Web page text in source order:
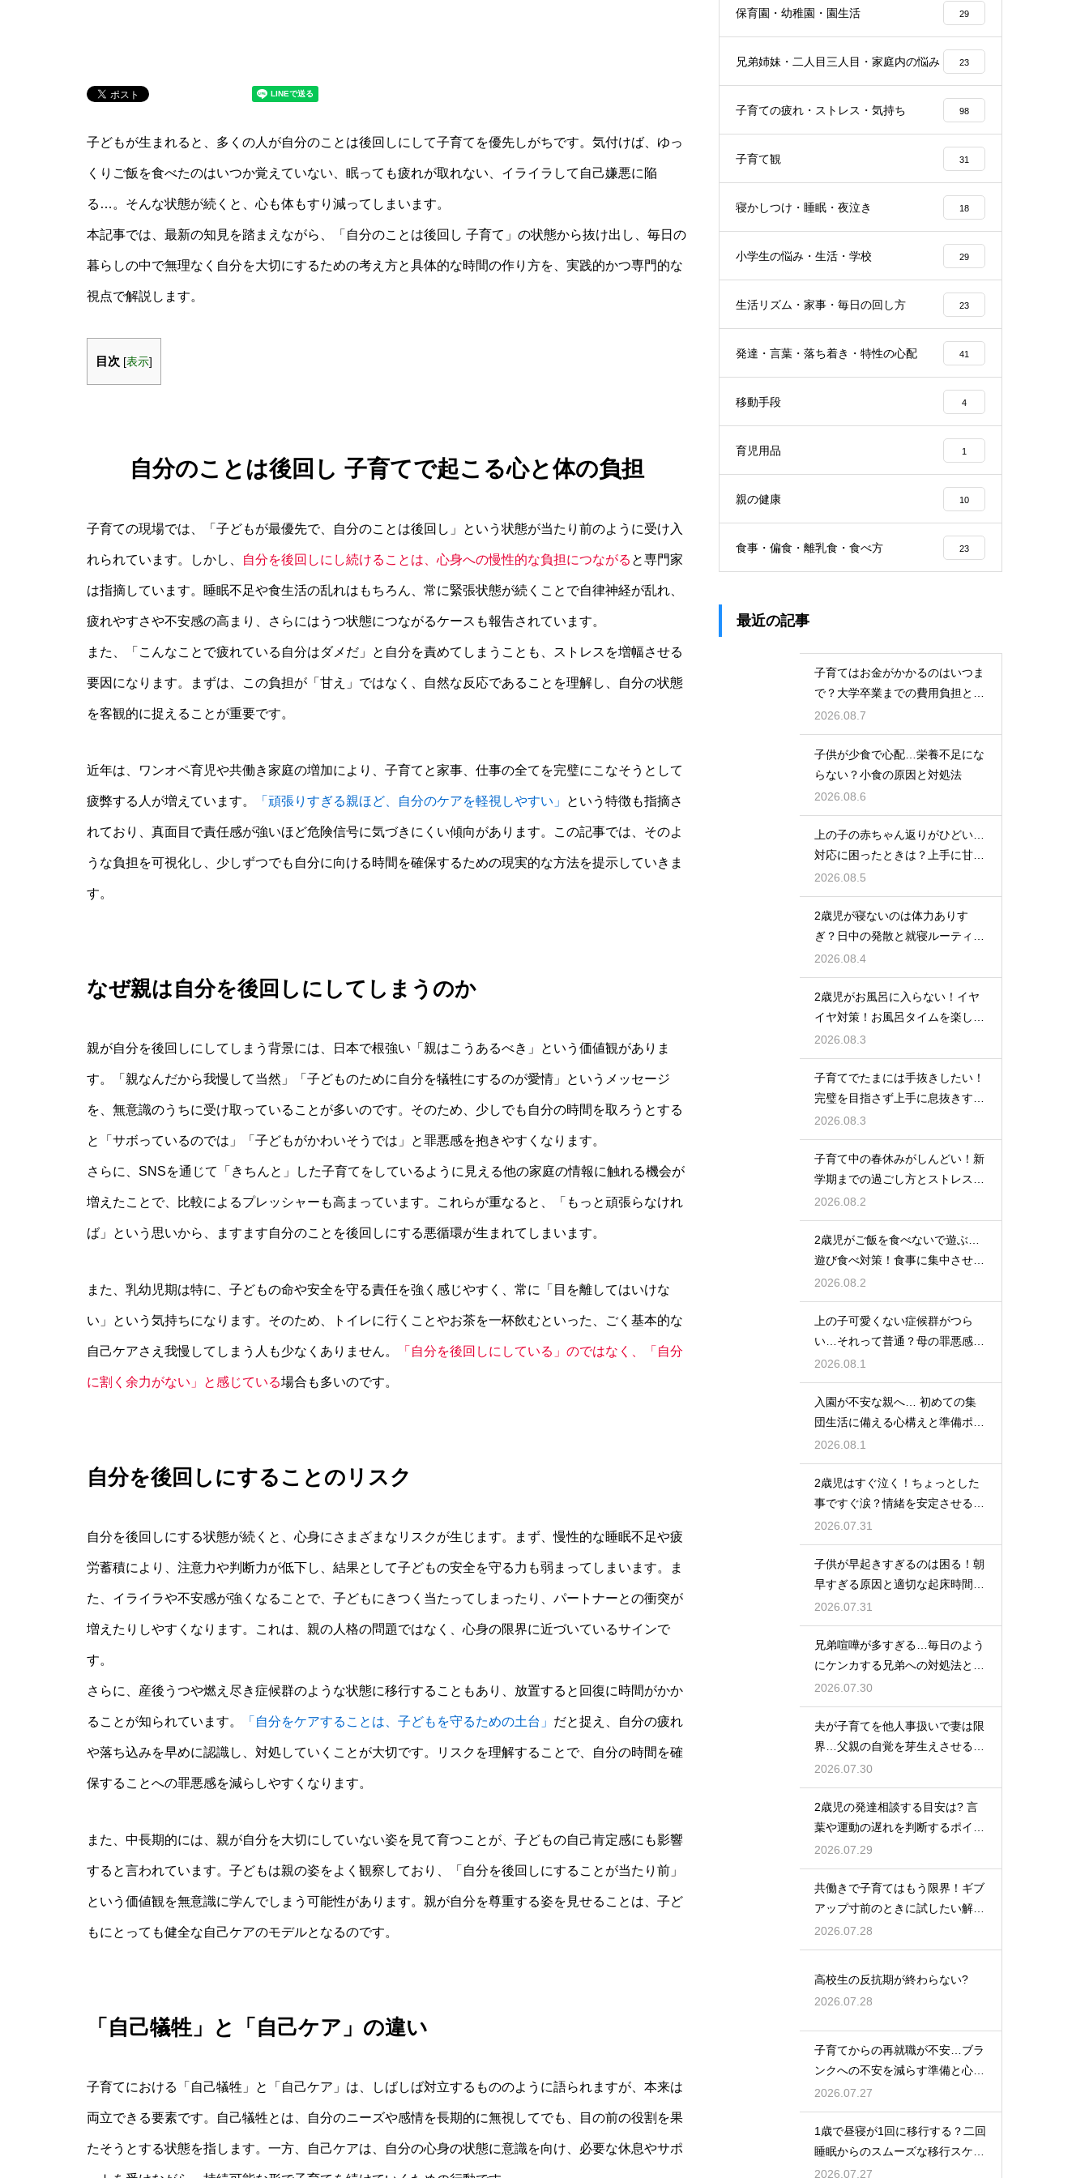
子どもが生まれると、多くの人が自分のことは後回しにして子育てを優先しがちです。気付けば、ゆっ
くりご飯を食べたのはいつか覚えていない、眠っても疲れが取れない、イライラして自己嫌悪に陥
る…。そんな状態が続くと、心も体もすり減ってしまいます。
本記事では、最新の知見を踏まえながら、「自分のことは後回し 子育て」の状態から抜け出し、毎日の
暮らしの中で無理なく自分を大切にするための考え方と具体的な時間の作り方を、実践的かつ専門的な
視点で解説します。
目次 [表示]
自分のことは後回し 子育てで起こる心と体の負担
子育ての現場では、「子どもが最優先で、自分のことは後回し」という状態が当たり前のように受け入
れられています。しかし、 自分を後回しにし続けることは、心身への慢性的な負担につながる と専門家
は指摘しています。睡眠不足や食生活の乱れはもちろん、常に緊張状態が続くことで自律神経が乱れ、
疲れやすさや不安感の高まり、さらにはうつ状態につながるケースも報告されています。
また、「こんなことで疲れている自分はダメだ」と自分を責めてしまうことも、ストレスを増幅させる
要因になります。まずは、この負担が「甘え」ではなく、自然な反応であることを理解し、自分の状態
を客観的に捉えることが重要です。
近年は、ワンオペ育児や共働き家庭の増加により、子育てと家事、仕事の全てを完璧にこなそうとして
疲弊する人が増えています。 「頑張りすぎる親ほど、自分のケアを軽視しやすい」 という特徴も指摘さ
れており、真面目で責任感が強いほど危険信号に気づきにくい傾向があります。この記事では、そのよ
うな負担を可視化し、少しずつでも自分に向ける時間を確保するための現実的な方法を提示していきま
す。
なぜ親は自分を後回しにしてしまうのか
親が自分を後回しにしてしまう背景には、日本で根強い「親はこうあるべき」という価値観がありま
す。「親なんだから我慢して当然」「子どものために自分を犠牲にするのが愛情」というメッセージ
を、無意識のうちに受け取っていることが多いのです。そのため、少しでも自分の時間を取ろうとする
と「サボっているのでは」「子どもがかわいそうでは」と罪悪感を抱きやすくなります。
さらに、SNSを通じて「きちんと」した子育てをしているように見える他の家庭の情報に触れる機会が
増えたことで、比較によるプレッシャーも高まっています。これらが重なると、「もっと頑張らなけれ
ば」という思いから、ますます自分のことを後回しにする悪循環が生まれてしまいます。
また、乳幼児期は特に、子どもの命や安全を守る責任を強く感じやすく、常に「目を離してはいけな
い」という気持ちになります。そのため、トイレに行くことやお茶を一杯飲むといった、ごく基本的な
自己ケアさえ我慢してしまう人も少なくありません。 「自分を後回しにしている」のではなく、「自分
に割く余力がない」と感じている場合も多いのです。
自分を後回しにすることのリスク
自分を後回しにする状態が続くと、心身にさまざまなリスクが生じます。まず、慢性的な睡眠不足や疲
労蓄積により、注意力や判断力が低下し、結果として子どもの安全を守る力も弱まってしまいます。ま
た、イライラや不安感が強くなることで、子どもにきつく当たってしまったり、パートナーとの衝突が
増えたりしやすくなります。これは、親の人格の問題ではなく、心身の限界に近づいているサインで
す。
さらに、産後うつや燃え尽き症候群のような状態に移行することもあり、放置すると回復に時間がかか
ることが知られています。 「自分をケアすることは、子どもを守るための土台」 だと捉え、自分の疲れ
や落ち込みを早めに認識し、対処していくことが大切です。リスクを理解することで、自分の時間を確
保することへの罪悪感を減らしやすくなります。
また、中長期的には、親が自分を大切にしていない姿を見て育つことが、子どもの自己肯定感にも影響
すると言われています。子どもは親の姿をよく観察しており、「自分を後回しにすることが当たり前」
という価値観を無意識に学んでしまう可能性があります。親が自分を尊重する姿を見せることは、子ど
もにとっても健全な自己ケアのモデルとなるのです。
「自己犠牲」と「自己ケア」の違い
子育てにおける「自己犠牲」と「自己ケア」は、しばしば対立するもののように語られますが、本来は
両立できる要素です。自己犠牲とは、自分のニーズや感情を長期的に無視してでも、目の前の役割を果
たそうとする状態を指します。一方、自己ケアは、自分の心身の状態に意識を向け、必要な休息やサポ
保育園・幼稚園・園生活 29
兄弟姉妹・二人目三人目・家庭内の悩み 23
子育ての疲れ・ストレス・気持ち 98
子育て観 31
寝かしつけ・睡眠・夜泣き 18
小学生の悩み・生活・学校 29
生活リズム・家事・毎日の回し方 23
発達・言葉・落ち着き・特性の心配 41
移動手段 4
育児用品 1
親の健康 10
食事・偏食・離乳食・食べ方 23
最近の記事
子育てはお金がかかるのはいつま
で？大学卒業までの費用負担とそ
の後の家計の変化
2026.08.7
子供が少食で心配…栄養不足にな
らない？小食の原因と対処法
2026.08.6
上の子の赤ちゃん返りがひどい…
対応に困ったときは？上手に甘え
させつつ成長を促す接し方
2026.08.5
2歳児が寝ないのは体力ありす
ぎ？日中の発散と就寝ルーティン
でぐっすり作戦
2026.08.4
2歳児がお風呂に入らない！イヤ
イヤ対策！お風呂タイムを楽しく
するアイデア
2026.08.3
子育てでたまには手抜きしたい！
完璧を目指さず上手に息抜きする
ライフハック集
2026.08.3
子育て中の春休みがしんどい！新
学期までの過ごし方とストレス軽
減アイデア
2026.08.2
2歳児がご飯を食べないで遊ぶ…
遊び食べ対策！食事に集中させる
環境づくり
2026.08.2
上の子可愛くない症候群がつら
い…それって普通？母の罪悪感を
和らげる対処法
2026.08.1
入園が不安な親へ… 初めての集
団生活に備える心構えと準備ポイ
ントを紹介
2026.08.1
2歳児はすぐ泣く！ちょっとした
事ですぐ涙？情緒を安定させる関
わり方
2026.07.31
子供が早起きすぎるのは困る！朝
早すぎる原因と適切な起床時間へ
の調整法
2026.07.31
兄弟喧嘩が多すぎる…毎日のよう
にケンカする兄弟への対処法と仲
直りさせるコツ
2026.07.30
夫が子育てを他人事扱いで妻は限
界…父親の自覚を芽生えさせるカ
ギは夫婦の会話にあり
2026.07.30
2歳児の発達相談する目安は? 言
葉や運動の遅れを判断するポイン
トを紹介
2026.07.29
共働きで子育てはもう限界！ギブ
アップ寸前のときに試したい解決
策
2026.07.28
高校生の反抗期が終わらない?
2026.07.28
子育てからの再就職が不安…ブラ
ンクへの不安を減らす準備と心構
えを解説
2026.07.27
1歳で昼寝が1回に移行する？二回
睡眠からのスムーズな移行スケジ
ュール
2026.07.27